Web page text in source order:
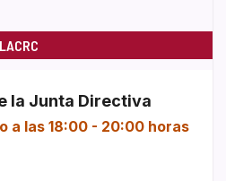
la Junta Directiva
a las 18:00 - 20:00 horas